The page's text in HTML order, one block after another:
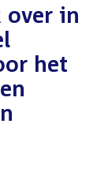
in
het